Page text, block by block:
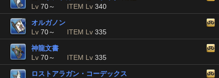
Lv 70～ ITEM Lv 340
オルガノン
Lv 70～ ITEM Lv 335
神龍文書
Lv 70～ ITEM Lv 335
ロストアラガン・コーデックス